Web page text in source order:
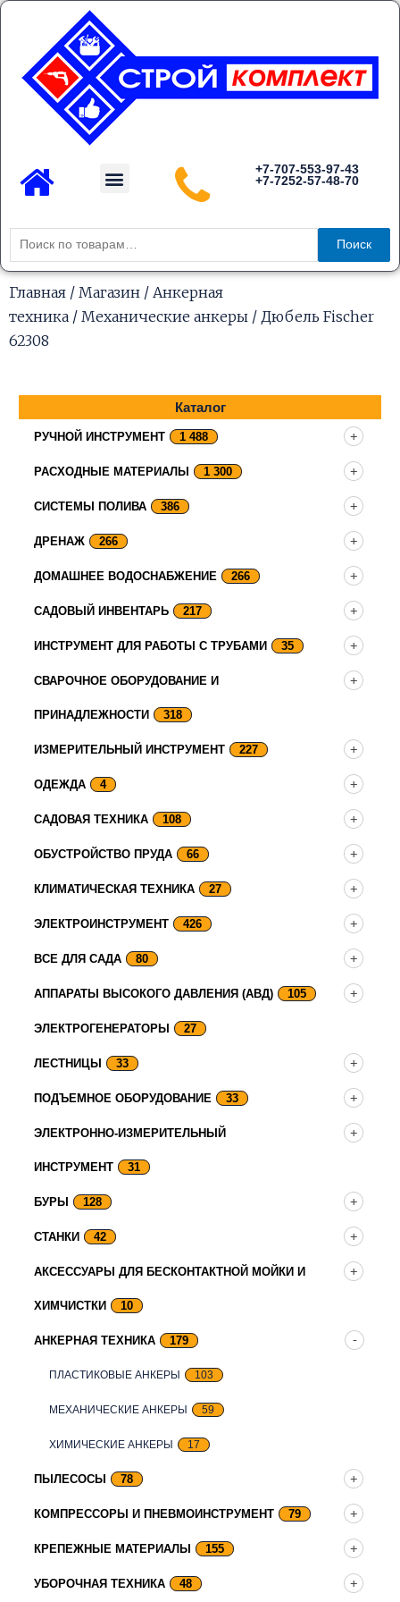
Перейти
содержимому
Menu
+7-707-553-97-43
+7-7252-57-48-70
Искать:
Поиск
Главная / Магазин / Анкерная
техника / Механические анкеры / Дюбель Fischer
62308
Каталог
РУЧНОЙ ИНСТРУМЕНТ 1 488
РАСХОДНЫЕ МАТЕРИАЛЫ 1 300
СИСТЕМЫ ПОЛИВА 386
ДРЕНАЖ 266
ДОМАШНЕЕ ВОДОСНАБЖЕНИЕ 266
САДОВЫЙ ИНВЕНТАРЬ 217
ИНСТРУМЕНТ ДЛЯ РАБОТЫ С ТРУБАМИ 35
СВАРОЧНОЕ ОБОРУДОВАНИЕ И
ПРИНАДЛЕЖНОСТИ 318
ИЗМЕРИТЕЛЬНЫЙ ИНСТРУМЕНТ 227
ОДЕЖДА 4
САДОВАЯ ТЕХНИКА 108
ОБУСТРОЙСТВО ПРУДА 66
КЛИМАТИЧЕСКАЯ ТЕХНИКА 27
ЭЛЕКТРОИНСТРУМЕНТ 426
ВСЕ ДЛЯ САДА 80
АППАРАТЫ ВЫСОКОГО ДАВЛЕНИЯ (АВД) 105
ЭЛЕКТРОГЕНЕРАТОРЫ 27
ЛЕСТНИЦЫ 33
ПОДЪЕМНОЕ ОБОРУДОВАНИЕ 33
ЭЛЕКТРОННО-ИЗМЕРИТЕЛЬНЫЙ
ИНСТРУМЕНТ 31
БУРЫ 128
СТАНКИ 42
АКСЕССУАРЫ ДЛЯ БЕСКОНТАКТНОЙ МОЙКИ И
ХИМЧИСТКИ 10
АНКЕРНАЯ ТЕХНИКА 179
ПЛАСТИКОВЫЕ АНКЕРЫ 103
МЕХАНИЧЕСКИЕ АНКЕРЫ 59
ХИМИЧЕСКИЕ АНКЕРЫ 17
ПЫЛЕСОСЫ 78
КОМПРЕССОРЫ И ПНЕВМОИНСТРУМЕНТ 79
КРЕПЕЖНЫЕ МАТЕРИАЛЫ 155
УБОРОЧНАЯ ТЕХНИКА 48